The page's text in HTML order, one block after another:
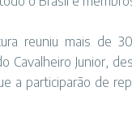
reuniu mais de
Cavalheiro Junior,
a participarão de